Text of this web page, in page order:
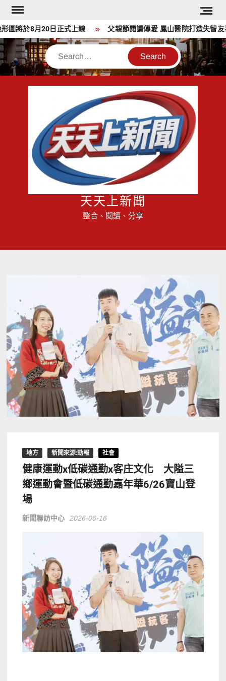
Skip
content
於8月20日正式上線 父親節閱讀傳愛 鳳山醫院打造失智友善
Search
天天上新聞
整合、閱讀、分享
地方 新聞來源:勁報 社會
健康運動x低碳通勤x客庄文化 大隘三
鄉運動會暨低碳通勤嘉年華6/26寶山登
場
新聞聯訪中心 2026-06-16